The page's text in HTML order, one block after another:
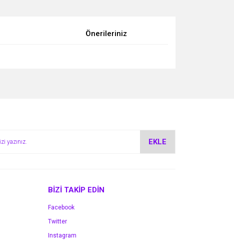
Önerileriniz
EKLE
BİZİ TAKİP EDİN
Facebook
Twitter
Instagram